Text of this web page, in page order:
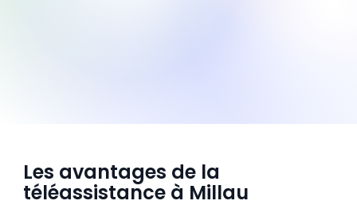
Les avantages de la
téléassistance à Millau